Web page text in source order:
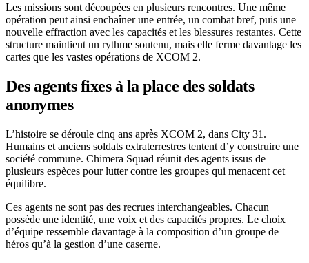
Les missions sont découpées en plusieurs rencontres. Une même
opération peut ainsi enchaîner une entrée, un combat bref, puis une
nouvelle effraction avec les capacités et les blessures restantes. Cette
structure maintient un rythme soutenu, mais elle ferme davantage les
cartes que les vastes opérations de XCOM 2.
Des agents fixes à la place des soldats
anonymes
L’histoire se déroule cinq ans après XCOM 2, dans City 31.
Humains et anciens soldats extraterrestres tentent d’y construire une
société commune. Chimera Squad réunit des agents issus de
plusieurs espèces pour lutter contre les groupes qui menacent cet
équilibre.
Ces agents ne sont pas des recrues interchangeables. Chacun
possède une identité, une voix et des capacités propres. Le choix
d’équipe ressemble davantage à la composition d’un groupe de
héros qu’à la gestion d’une caserne.